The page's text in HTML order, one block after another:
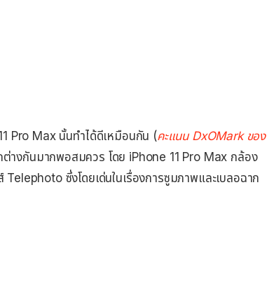
Pro Max นั้นทำได้ดีเหมือนกัน (คะแนน DxOMark ของ
างกันมากพอสมควร โดย iPhone 11 Pro Max กล้อง
ซึ่งโดยเด่นในเรื่องการซูมภาพและเบลอฉาก